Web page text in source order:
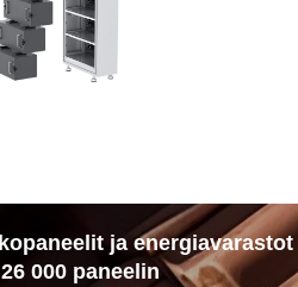
ja energiavarastot
000 paneelin